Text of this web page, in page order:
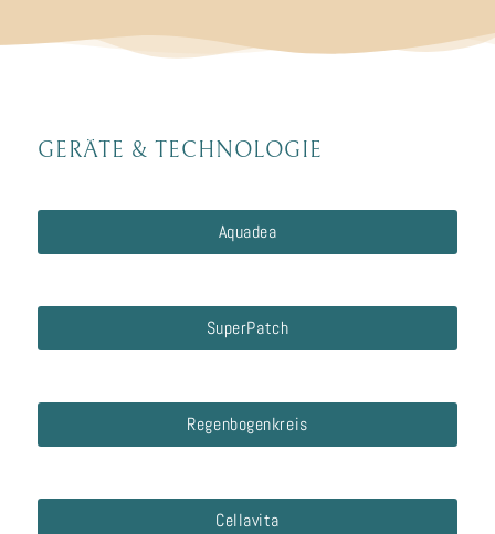
GERÄTE & TECHNOLOGIE
Aquadea
SuperPatch
Regenbogenkreis
Cellavita